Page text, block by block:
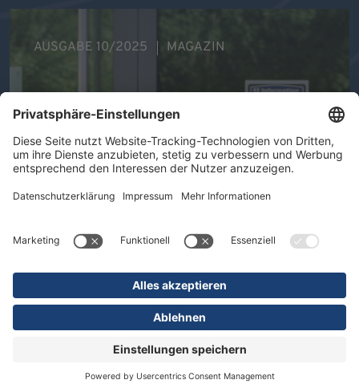
Ihre Gesundheit im Mittelpunkt -
Therapeutische Vielfalt in der DR.
ERLER REHA
AUSGABE 10/2025 MAGAZIN